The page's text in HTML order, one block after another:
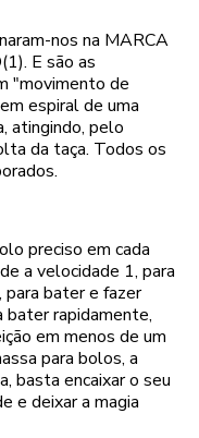
nos na MARCA
E são as
"movimento de
espiral de uma
atingindo, pelo
da taça. Todos os
preciso em cada
a velocidade 1, para
bater e fazer
bater rapidamente,
em menos de um
para bolos, a
basta encaixar o seu
e deixar a magia